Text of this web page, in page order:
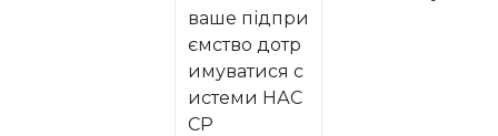
ваше підпри
ємство дотр
имуватися с
истеми НАС
СР